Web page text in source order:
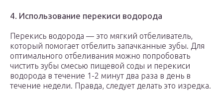
4. Использование перекиси водорода
Перекись водорода — это мягкий отбеливатель,
который помогает отбелить запачканные зубы. Для
оптимального отбеливания можно попробовать
чистить зубы смесью пищевой соды и перекиси
водорода в течение 1-2 минут два раза в день в
течение недели. Правда, следует делать это изредка.